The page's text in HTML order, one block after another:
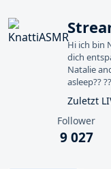
Hi ich bin
dich
Natalie
asleep?? ??
Zuletzt
Follower
9 027